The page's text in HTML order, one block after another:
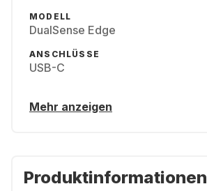
MODELL
DualSense Edge
ANSCHLÜSSE
USB-C
Mehr anzeigen
Produktinformationen